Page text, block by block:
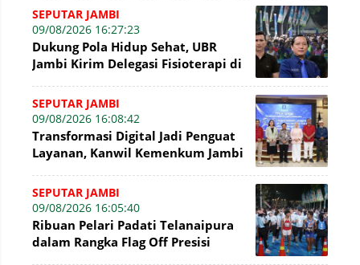
Barat
SEPUTAR JAMBI
09/08/2026 16:27:23
Dukung Pola Hidup Sehat, UBR
Jambi Kirim Delegasi Fisioterapi di
SEPUTAR JAMBI
09/08/2026 16:08:42
Transformasi Digital Jadi Penguat
Layanan, Kanwil Kemenkum Jambi
SEPUTAR JAMBI
09/08/2026 16:05:40
Ribuan Pelari Padati Telanaipura
dalam Rangka Flag Off Presisi